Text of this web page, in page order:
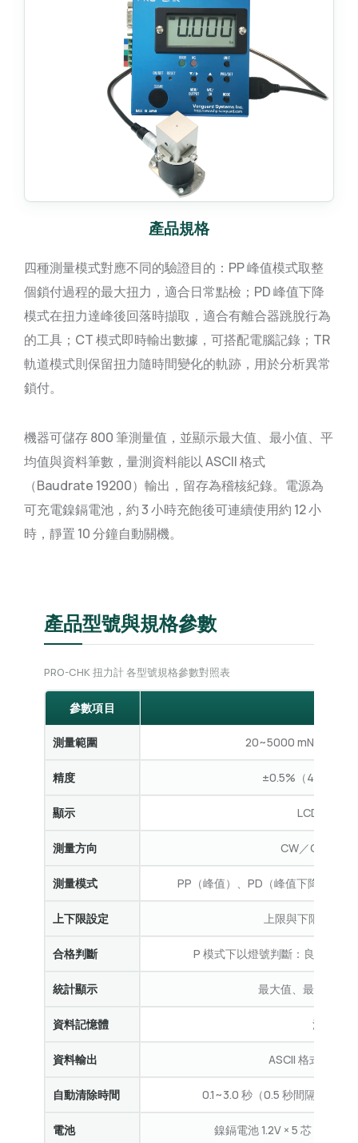
產品規格
四種測量模式對應不同的驗證目的：PP 峰值模式取整
個鎖付過程的最大扭力，適合日常點檢；PD 峰值下降
模式在扭力達峰後回落時擷取，適合有離合器跳脫行為
的工具；CT 模式即時輸出數據，可搭配電腦記錄；TR
軌道模式則保留扭力隨時間變化的軌跡，用於分析異常
鎖付。
機器可儲存 800 筆測量值，並顯示最大值、最小值、平
均值與資料筆數，量測資料能以 ASCII 格式
（Baudrate 19200）輸出，留存為稽核紀錄。電源為
可充電鎳鎘電池，約 3 小時充飽後可連續使用約 12 小
時，靜置 10 分鐘自動關機。
產品型號與規格參數
PRO-CHK 扭力計 各型號規格參數對照表
參數項目
測量範圍 20~5000 mN·m（
精度 ±0.5%（499 digit
顯示 LCD 4 位數
測量方向 CW／CCW（
測量模式 PP（峰值）、PD（峰值下降）、
上下限設定 上限與下限皆可
合格判斷 P 模式下以燈號判斷：良好（
統計顯示 最大值、最小值、
資料記憶體 測量值
資料輸出 ASCII 格式（
自動清除時間 0.1~3.0 秒（0.5 秒間隔）自動
電池 鎳鎘電池 1.2V × 5 芯（